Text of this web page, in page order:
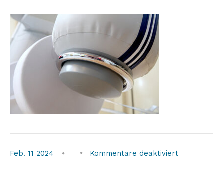
Feb. 11 2024 Kommentare deaktiviertfür